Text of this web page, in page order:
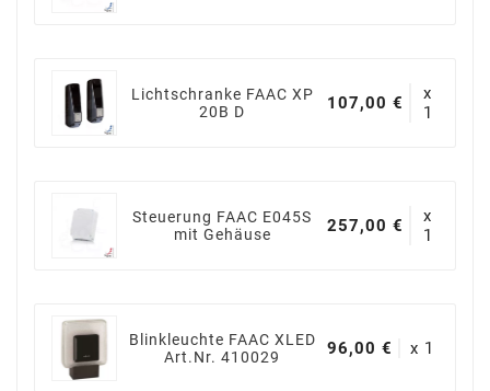
Lichtschranke FAAC XP
20B D
107,00 €
x
1
Steuerung FAAC E045S
mit Gehäuse
257,00 €
x
1
Blinkleuchte FAAC XLED
Art.Nr. 410029
96,00 € x 1